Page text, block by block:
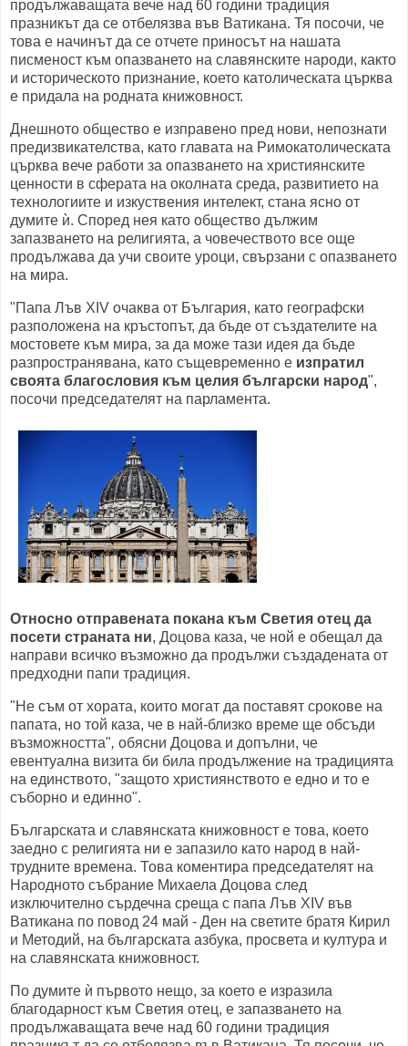
продължаващата вече над 60 години традиция
празникът да се отбелязва във Ватикана. Тя посочи, че
това е начинът да се отчете приносът на нашата
писменост към опазването на славянските народи, както
и историческото признание, което католическата църква
е придала на родната книжовност.
Днешното общество е изправено пред нови, непознати
предизвикателства, като главата на Римокатолическата
църква вече работи за опазването на християнските
ценности в сферата на околната среда, развитието на
технологиите и изкуствения интелект, стана ясно от
думите ѝ. Според нея като общество дължим
запазването на религията, а човечеството все още
продължава да учи своите уроци, свързани с опазването
на мира.
"Папа Лъв XIV очаква от България, като географски
разположена на кръстопът, да бъде от създателите на
мостовете към мира, за да може тази идея да бъде
разпространявана, като същевременно е изпратил
своята благословия към целия български народ",
посочи председателят на парламента.
Относно отправената покана към Светия отец да
посети страната ни, Доцова каза, че ной е обещал да
направи всичко възможно да продължи създадената от
предходни папи традиция.
"Не съм от хората, които могат да поставят срокове на
папата, но той каза, че в най-близко време ще обсъди
възможността", обясни Доцова и допълни, че
евентуална визита би била продължение на традицията
на единството, "защото християнството е едно и то е
съборно и единно".
Българската и славянската книжовност е това, което
заедно с религията ни е запазило като народ в най-
трудните времена. Това коментира председателят на
Народното събрание Михаела Доцова след
изключително сърдечна среща с папа Лъв XIV във
Ватикана по повод 24 май - Ден на светите братя Кирил
и Методий, на българската азбука, просвета и култура и
на славянската книжовност.
По думите ѝ първото нещо, за което е изразила
благодарност към Светия отец, е запазването на
продължаващата вече над 60 години традиция